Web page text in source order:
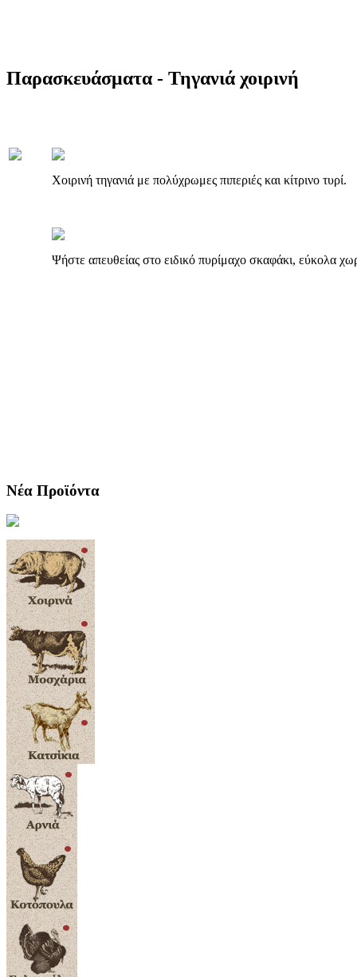
Παρασκευάσματα - Τηγανιά χοιρινή
Χοιρινή τηγανιά με πολύχρωμες πιπεριές και κίτρινο τυρί.
Ψήστε απευθείας στο ειδικό πυρίμαχο σκαφάκι, εύκολα
Νέα Προϊόντα